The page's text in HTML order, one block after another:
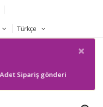
Türkçe
×
Sipariş gönderilmeyecektir.